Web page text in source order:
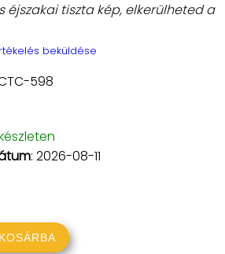
éjszakai tiszta kép, elkerülheted a
beküldése
598
: 2026-08-11
KOSÁRBA